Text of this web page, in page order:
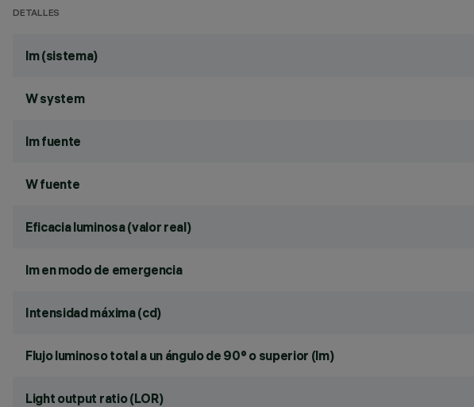
DETALLES
lm (sistema)
W system
lm fuente
W fuente
Eficacia luminosa (valor real)
lm en modo de emergencia
Intensidad máxima (cd)
Flujo luminoso total a un ángulo de 90° o superior (lm)
Light output ratio (LOR)